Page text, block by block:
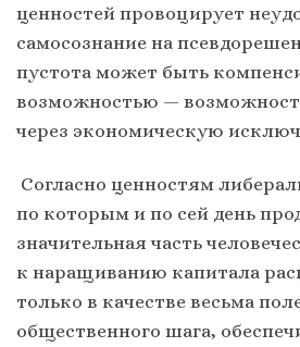
ценностей провоцирует
самосознание на
пустота может быть
возможностью —
через экономическую
Согласно ценностям
по которым и по сей день
значительная часть
к наращиванию капитала
только в качестве весьма
общественного шага,